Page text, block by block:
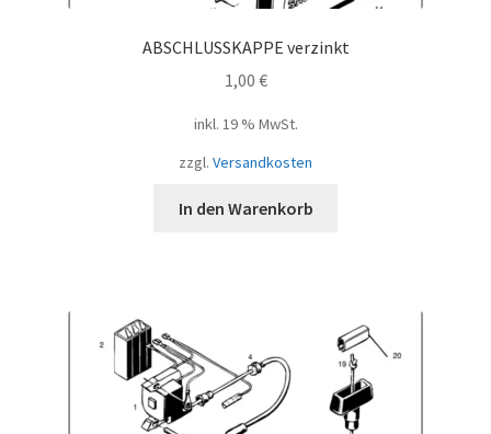
ABSCHLUSSKAPPE verzinkt
1,00 €
inkl. 19 % MwSt.
zzgl. Versandkosten
In den Warenkorb